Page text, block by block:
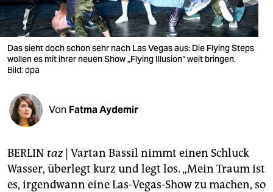
wahrheit
verlag
verlag
shop
fragen & hilfe
unterstützen
abo
Das sieht doch schon sehr nach Las Vegas aus: Die Flying Steps
wollen es mit ihrer neuen Show „Flying Illusion“ weit bringen.
Bild: dpa
Von Fatma Aydemir
BERLIN taz| Vartan Bassil nimmt einen Schluck
Wasser, überlegt kurz und legt los. „Mein Traum ist
es, irgendwann eine Las-Vegas-Show zu machen, so